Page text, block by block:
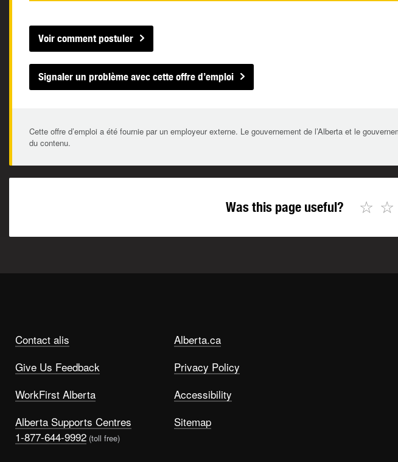
Voir comment postuler
Signaler un problème avec cette offre d’emploi
Cette offre d’emploi a été fournie par un employeur externe. Le gouvernement de l’Alberta et le
du contenu.
Was this page useful? ☆
☆
Contact alis
Give Us Feedback
WorkFirst Alberta
Alberta Supports Centres
1-877-644-9992 (toll free)
Alberta.ca
Privacy Policy
Accessibility
Sitemap